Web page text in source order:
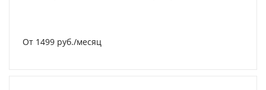
От 1499 руб./месяц